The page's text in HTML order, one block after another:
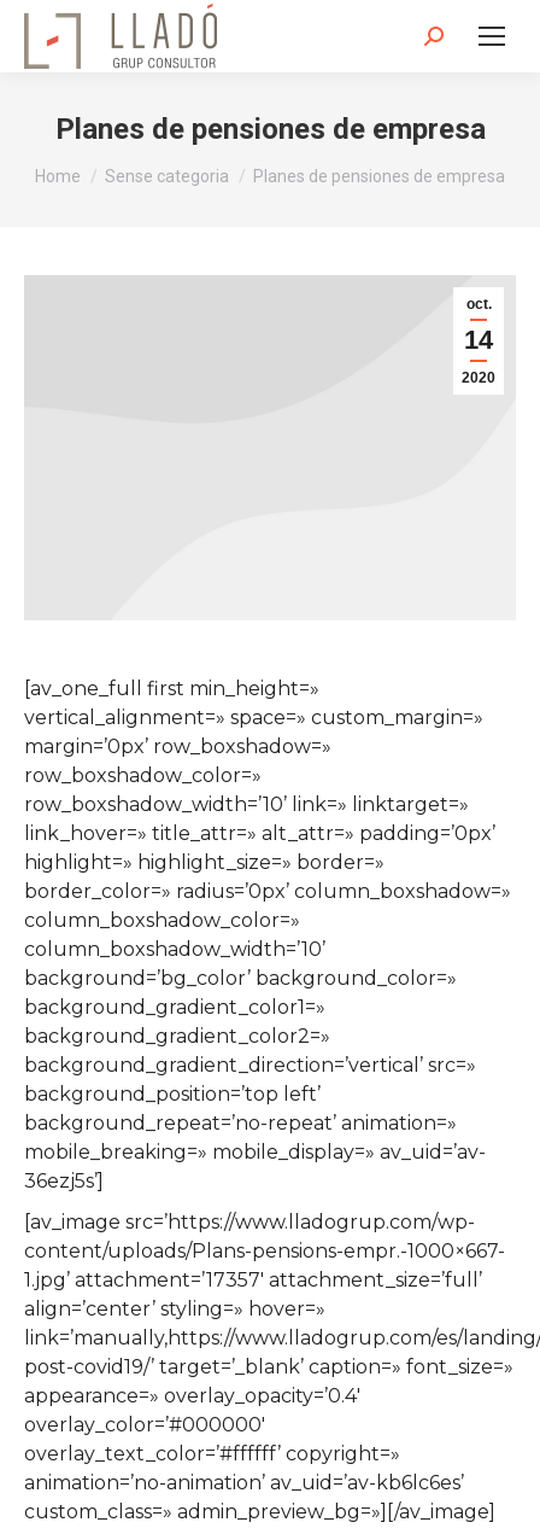
Search:
Planes de pensiones de empresa
You are here:
Home Sense categoria Planes de pensiones de empresa
oct.
14
2020
[av_one_full first min_height=»
vertical_alignment=» space=» custom_margin=»
margin=’0px’ row_boxshadow=»
row_boxshadow_color=»
row_boxshadow_width=’10’ link=» linktarget=»
link_hover=» title_attr=» alt_attr=» padding=’0px’
highlight=» highlight_size=» border=»
border_color=» radius=’0px’ column_boxshadow=»
column_boxshadow_color=»
column_boxshadow_width=’10’
background=’bg_color’ background_color=»
background_gradient_color1=»
background_gradient_color2=»
background_gradient_direction=’vertical’ src=»
background_position=’top left’
background_repeat=’no-repeat’ animation=»
mobile_breaking=» mobile_display=» av_uid=’av-
36ezj5s’]
[av_image src=’https://www.lladogrup.com/wp-
content/uploads/Plans-pensions-empr.-1000×667-
1.jpg’ attachment=’17357′ attachment_size=’full’
align=’center’ styling=» hover=»
link=’manually,https://www.lladogrup.com/es/
post-covid19/’ target=’_blank’ caption=» font_size=»
appearance=» overlay_opacity=’0.4′
overlay_color=’#000000′
overlay_text_color=’#ffffff’ copyright=»
animation=’no-animation’ av_uid=’av-kb6lc6es’
custom_class=» admin_preview_bg=»][/av_image]